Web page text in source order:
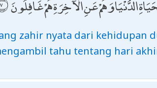
الدُّنْيَا وَهُمْ عَنِ الْآخِرَةِ هُمْ غَافِلُونَ
zahir nyata dari kehidupan
tahu tentang hari